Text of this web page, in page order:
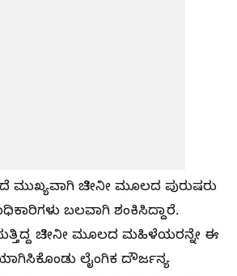
ಮುಖ್ಯವಾಗಿ ಚೀನೀ ಮೂಲದ ಪುರುಷರು
ಬಲವಾಗಿ ಶಂಕಿಸಿದ್ದಾರೆ.
ಚೀನೀ ಮೂಲದ ಮಹಿಳೆಯರನ್ನೇ ಈ
ಲೈಂಗಿಕ ದೌರ್ಜನ್ಯ